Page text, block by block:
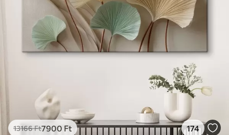
Ft
Élénk, gazdag színek
Fakulásálló
✓Biztonságos, szagtalan tinta
Eco-Prémium
Tól13990Ft
13166Ft7900 Ft 174